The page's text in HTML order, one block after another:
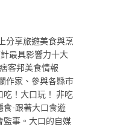
分享旅遊美食與烹
最具影響力十大
客邦美食情報
作家、參與各縣市
吃！大口玩！ 非吃
食-跟著大口食遊
監事。大口的自媒